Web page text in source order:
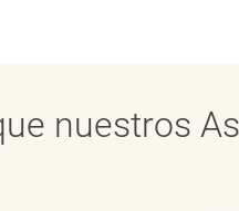
nuestros